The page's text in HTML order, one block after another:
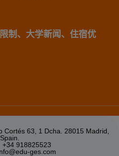
制、大学新闻、住宿优
Cortés 63, 1 Dcha. 28015 Madrid,
Spain.
+34 918825523
ges.com